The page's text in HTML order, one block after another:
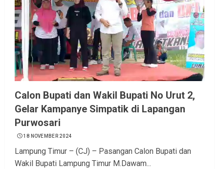
Calon Bupati dan Wakil Bupati No Urut 2,
Gelar Kampanye Simpatik di Lapangan
Purwosari
18 NOVEMBER 2024
Lampung Timur – (CJ) – Pasangan Calon Bupati dan
Wakil Bupati Lampung Timur M.Dawam...